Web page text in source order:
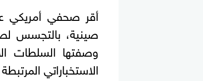
أقر صحفي أمريكي
صينية، بالتجسس
وصفتها السلطات
الاستخباراتي